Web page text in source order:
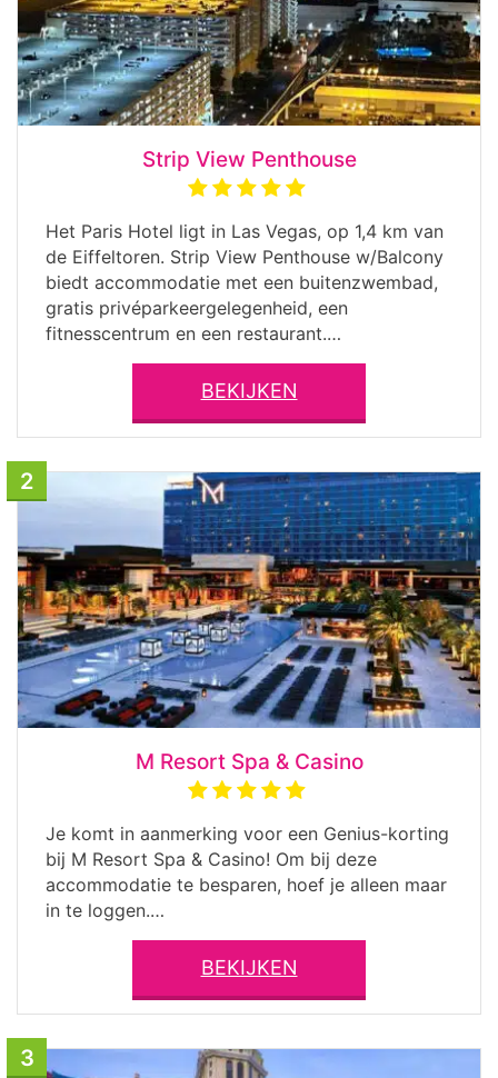
Strip View Penthouse
Het Paris Hotel ligt in Las Vegas, op 1,4 km van
de Eiffeltoren. Strip View Penthouse w/Balcony
biedt accommodatie met een buitenzwembad,
gratis privéparkeergelegenheid, een
fitnesscentrum en een restaurant.…
BEKIJKEN
2
M Resort Spa & Casino
Je komt in aanmerking voor een Genius-korting
bij M Resort Spa & Casino! Om bij deze
accommodatie te besparen, hoef je alleen maar
in te loggen.…
BEKIJKEN
3